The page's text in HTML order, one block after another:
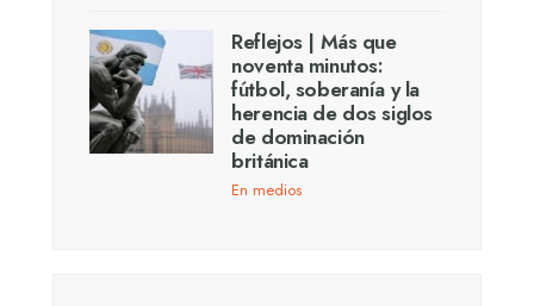
Reflejos | Más que
noventa minutos:
fútbol, soberanía y la
herencia de dos siglos
de dominación
británica
En medios